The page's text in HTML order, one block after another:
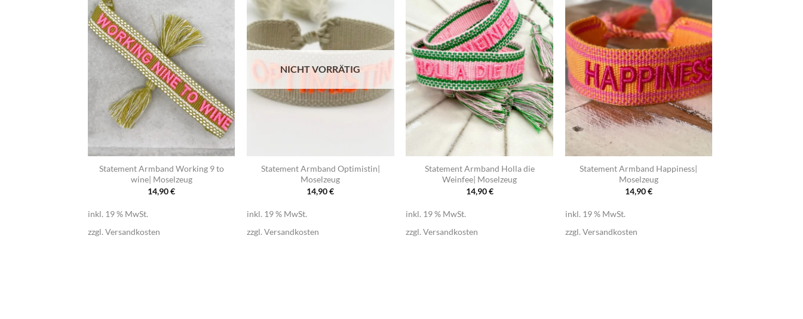
Statement Armband Working 9 to
wine| Moselzeug
14,90€
inkl. 19 % MwSt.
zzgl. Versandkosten
NICHT VORRÄTIG
Statement Armband Optimistin|
Moselzeug
14,90€
inkl. 19 % MwSt.
zzgl.Versandkosten
Statement Armband Holla die
Weinfee| Moselzeug
14,90€
inkl. 19 % MwSt.
zzgl.Versandkosten
Statement Armband Happiness|
Moselzeug
14,90€
inkl. 19 % MwSt.
zzgl. Versandkosten